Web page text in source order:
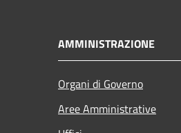
AMMINISTRAZIONE
Organi di Governo
Aree Amministrative